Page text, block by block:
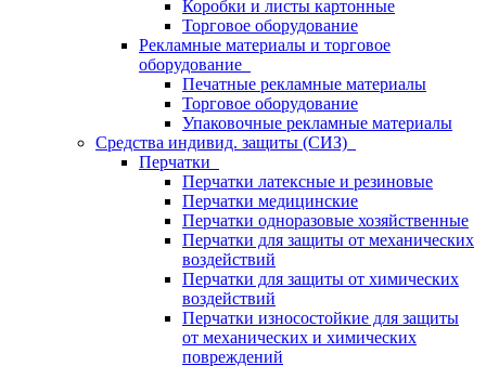
Коробки и листы картонные
Торговое оборудование
Рекламные материалы и торговое
оборудование
Печатные рекламные материалы
Торговое оборудование
Упаковочные рекламные материалы
Средства индивид. защиты (СИЗ)
Перчатки
Перчатки латексные и резиновые
Перчатки медицинские
Перчатки одноразовые хозяйственные
Перчатки для защиты от механических
воздействий
Перчатки для защиты от химических
воздействий
Перчатки износостойкие для защиты
от механических и химических
повреждений